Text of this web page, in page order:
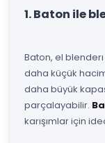
1. Baton ile
Baton, el
daha küçük
daha büyük
parçalayabilir.
karışımlar için